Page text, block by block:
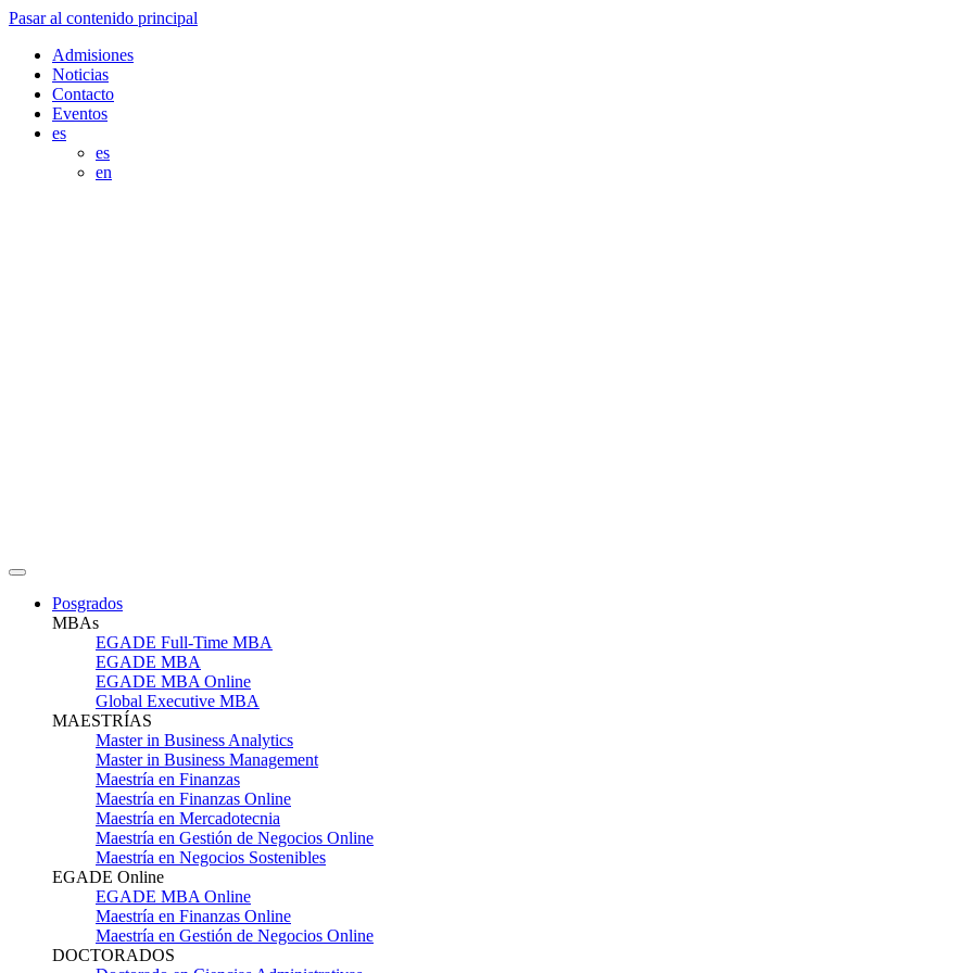
Pasar al contenido principal
Admisiones
Noticias
Contacto
Eventos
es
es
en
Posgrados
MBAs
EGADE Full-Time MBA
EGADE MBA
EGADE MBA Online
Global Executive MBA
MAESTRÍAS
Master in Business Analytics
Master in Business Management
Maestría en Finanzas
Maestría en Finanzas Online
Maestría en Mercadotecnia
Maestría en Gestión de Negocios Online
Maestría en Negocios Sostenibles
EGADE Online
EGADE MBA Online
Maestría en Finanzas Online
Maestría en Gestión de Negocios Online
DOCTORADOS